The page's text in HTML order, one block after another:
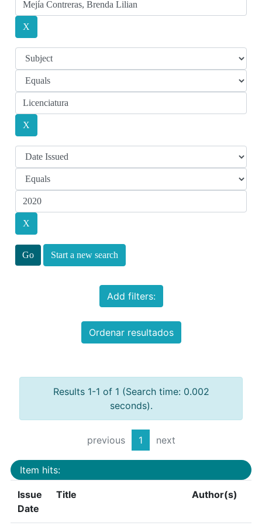
Start a new search
Add filters:
Ordenar resultados
Results 1-1 of 1 (Search time: 0.002
seconds).
previous 1 next
Item hits:
Issue
Date
Title Author(s)